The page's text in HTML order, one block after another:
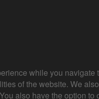
while you
of the website. We
also have the option